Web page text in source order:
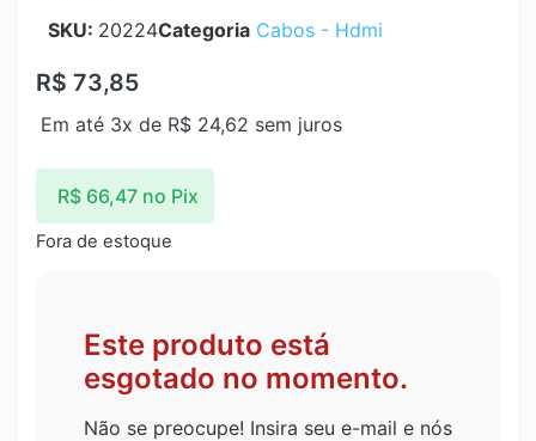
SKU: 20224Categoria Cabos - Hdmi
R$ 73,85
Em até 3x de R$ 24,62 sem juros
R$66,47 no Pix
Fora de estoque
Este produto está
esgotado no momento.
Não se preocupe! Insira seu e-mail e nós